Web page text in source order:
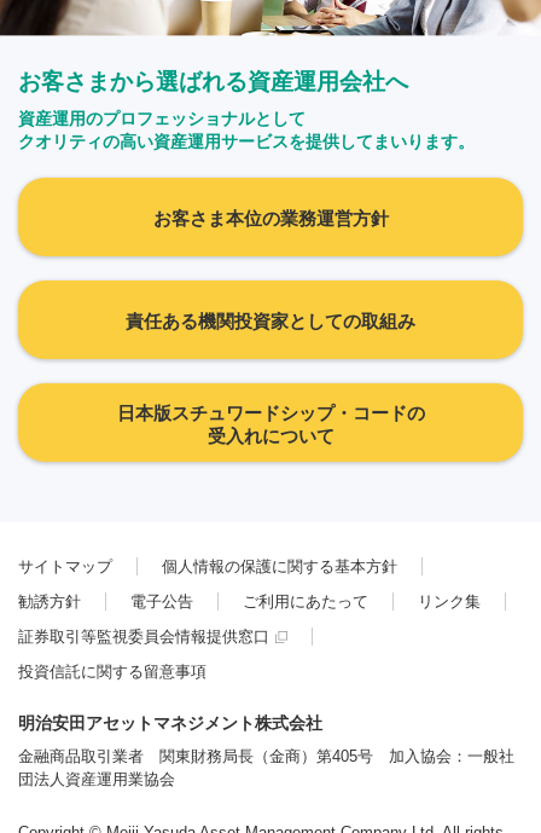
お客さまから選ばれる資産運用会社へ
資産運用のプロフェッショナルとして
クオリティの高い資産運用サービスを提供してまいります。
お客さま本位の業務運営方針
責任ある機関投資家としての取組み
日本版スチュワードシップ・コードの
受入れについて
サイトマップ
個人情報の保護に関する基本方針
勧誘方針
電子公告 ご利用にあたって
リンク集
証券取引等監視委員会情報提供窓口
投資信託に関する留意事項
明治安田アセットマネジメント株式会社
金融商品取引業者 関東財務局長（金商）第405号 加入協会：一般社
団法人資産運用業協会